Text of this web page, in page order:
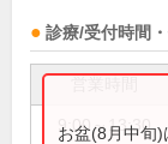
診療/受付時間
9:00～13:30
お盆(8月中旬